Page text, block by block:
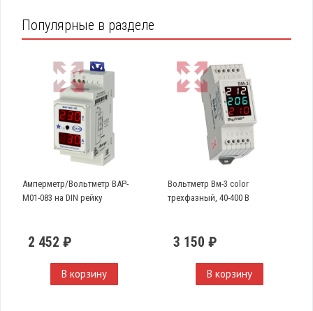
Популярные в разделе
Амперметр/Вольтметр ВАР-
М01-083 на DIN рейку
2 452 ₽
В корзину
Вольтметр Вм-3 color
трехфазный, 40-400 В
3 150 ₽
В корзину